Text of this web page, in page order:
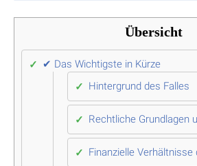
Übersicht
✔ Das Wichtigste in Kürze
Hintergrund des Falles
Rechtliche Grundlagen
Finanzielle